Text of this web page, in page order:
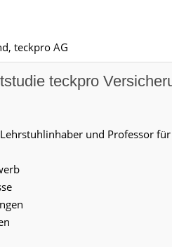
teckpro AG
teckpro
Lehrstuhlinhaber und Professor